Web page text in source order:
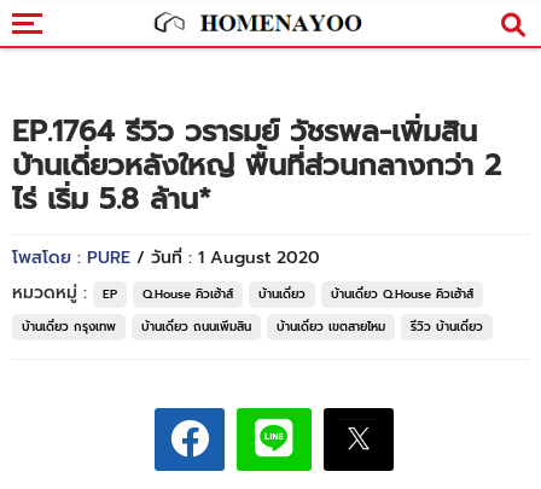
EP.1764 รีวิว วรารมย์ วัชรพล-เพิ่มสิน
บ้านเดี่ยวหลังใหญ่ พื้นที่ส่วนกลางกว่า 2
ไร่ เริ่ม 5.8 ล้าน*
โพสโดย : PURE / วันที่ : 1 August 2020
หมวดหมู่ :
EP Q.House คิวเฮ้าส์ บ้านเดี่ยว
บ้านเดี่ยว Q.House คิวเฮ้าส์
บ้านเดี่ยว กรุงเทพ
บ้านเดี่ยว ถนนเพิ่มสิน บ้านเดี่ยว เขตสายไหม รีวิว บ้านเดี่ยว